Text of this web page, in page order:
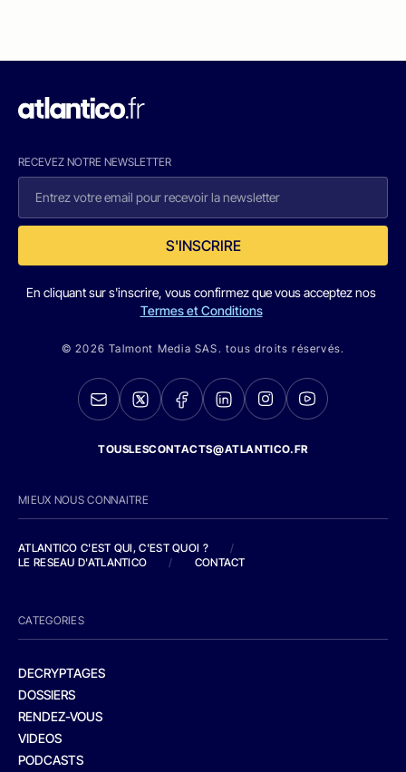
RECEVEZ NOTRE NEWSLETTER
S'INSCRIRE
En cliquant sur s'inscrire, vous confirmez que vous acceptez nos
Termes et Conditions
© 2026 Talmont Media SAS. tous droits réservés.
TOUSLESCONTACTS@ATLANTICO.FR
MIEUX NOUS CONNAITRE
ATLANTICO C'EST QUI, C'EST QUOI ?
/
LE RESEAU D'ATLANTICO
/ CONTACT
CATEGORIES
DECRYPTAGES
DOSSIERS
RENDEZ-VOUS
VIDEOS
PODCASTS